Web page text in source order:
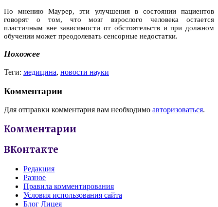
По мнению Маурер, эти улучшения в состоянии пациентов
говорят о том, что мозг взрослого человека остается
пластичным вне зависимости от обстоятельств и при должном
обучении может преодолевать сенсорные недостатки.
Похожее
Теги: медицина, новости науки
Комментарии
Для отправки комментария вам необходимо авторизоваться.
Комментарии
ВКонтакте
Редакция
Разное
Правила комментирования
Условия использования сайта
Блог Лицея